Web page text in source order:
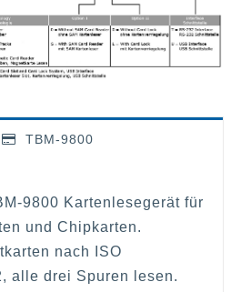
TBM-9800
9800 Kartenlesegerät für
und Chipkarten.
nach ISO
alle drei Spuren lesen.